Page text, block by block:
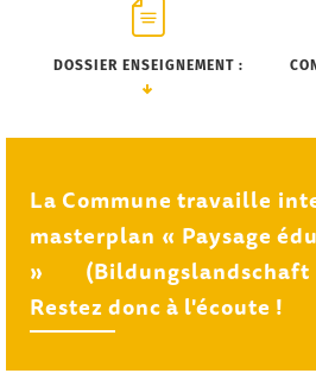
DOSSIER ENSEIGNEMENT :
La Commune travaille
masterplan « Paysage
»
Restez donc à l'écoute !